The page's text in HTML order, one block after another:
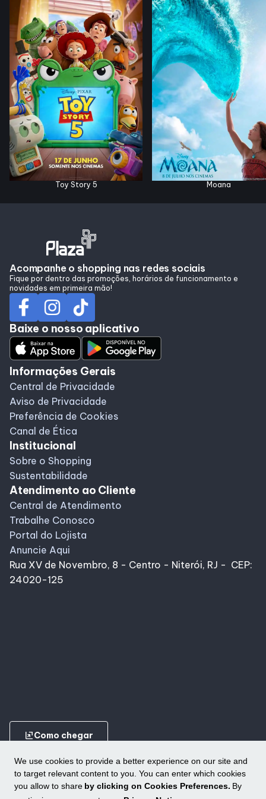
We use cookies to provide a better experience on our site and
to target relevant content to you. You can enter which cookies
you allow to share by clicking on Cookies Preferences. By
Horários
Entretenimento
Cinema
Eventos
Fique por Dentro
Alimentação
Programa de Benefícios
Toy Story 5 Moana
Acompanhe o shopping nas redes sociais
Fique por dentro das promoções, horários de funcionamento e
novidades em primeira mão!
Baixe o nosso aplicativo
Informações Gerais
Central de Privacidade
Aviso de Privacidade
Preferência de Cookies
Canal de Ética
Institucional
Sobre o Shopping
Sustentabilidade
Atendimento ao Cliente
Central de Atendimento
Trabalhe Conosco
Portal do Lojista
Anuncie Aqui
Rua XV de Novembro, 8 - Centro - Niterói, RJ - CEP:
24020-125
ungroupComo chegar